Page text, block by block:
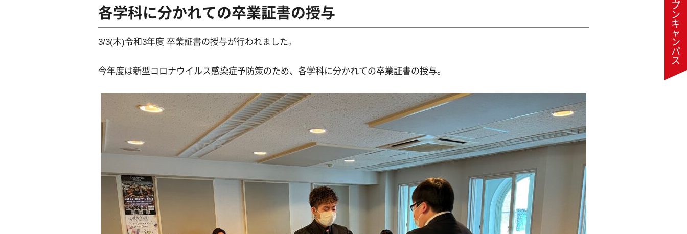
各学科に分かれての卒業証書の授与
3/3(木)令和3年度 卒業証書の授与が行われました。
今年度は新型コロナウイルス感染症予防策のため、各学科に分かれての卒業証書の授与。
プ
ン
キ
ャ
ン
パ
ス